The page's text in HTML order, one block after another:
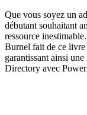
Que vous soyez un
débutant souhaitant
ressource
Burnel fait de ce livre
garantissant ainsi
Directory avec